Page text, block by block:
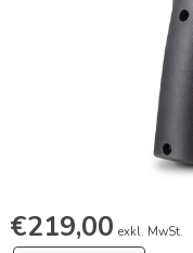
€219,00 exkl. MwSt.